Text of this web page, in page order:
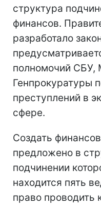
структура
финансов.
разработало
полномочий СБУ,
Генпрокуратуры
преступлений в
сфере.
Создать
предложено в
подчинении
находится пять
право проводить